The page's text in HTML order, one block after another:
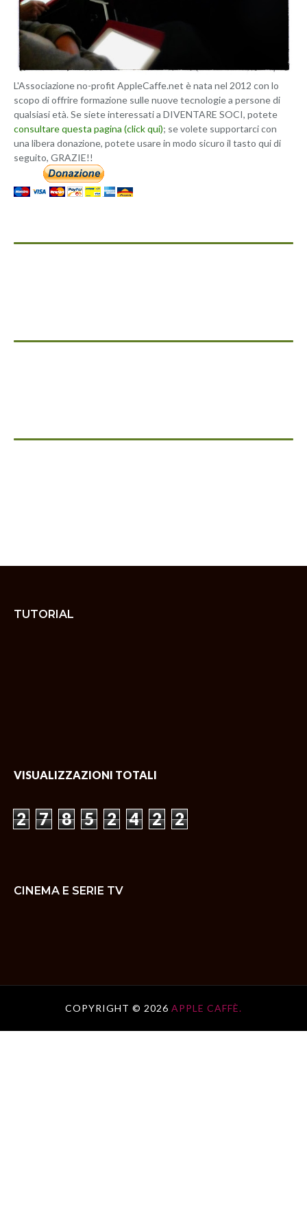
L'Associazione no-profit AppleCaffe.net è nata nel 2012 con lo
scopo di offrire formazione sulle nuove tecnologie a persone di
qualsiasi età. Se siete interessati a DIVENTARE SOCI, potete
consultare questa pagina (click qui); se volete supportarci con
una libera donazione, potete usare in modo sicuro il tasto qui di
seguito, GRAZIE!!
TUTORIAL
VISUALIZZAZIONI TOTALI
2 7 8 5 2 4 2 2
CINEMA E SERIE TV
COPYRIGHT © 2026 APPLE CAFFÈ.